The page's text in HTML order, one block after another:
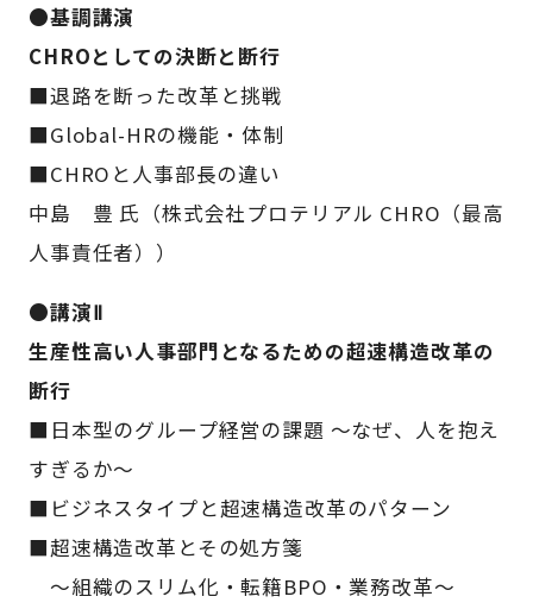
●基調講演
CHROとしての決断と断行
■退路を断った改革と挑戦
■Global-HRの機能・体制
■CHROと人事部長の違い
中島 豊 氏（株式会社プロテリアル CHRO（最高
人事責任者））
●講演Ⅱ
生産性高い人事部門となるための超速構造改革の
断行
■日本型のグループ経営の課題 ～なぜ、人を抱え
すぎるか～
■ビジネスタイプと超速構造改革のパターン
■超速構造改革とその処方箋
～組織のスリム化・転籍BPO・業務改革～